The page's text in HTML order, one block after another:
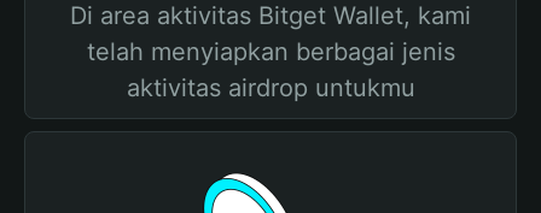
Di area aktivitas Bitget Wallet, kami
telah menyiapkan berbagai jenis
aktivitas airdrop untukmu